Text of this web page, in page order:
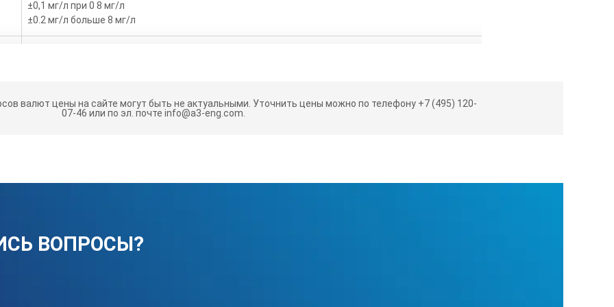
±0,1 мг/л при 0 8 мг/л
±0.2 мг/л больше 8 мг/л
валют цены на сайте могут быть не актуальными. Уточнить цены можно по телефону +7 (495) 120-
07-46 или по эл. почте info@a3-eng.com.
ВОПРОСЫ?